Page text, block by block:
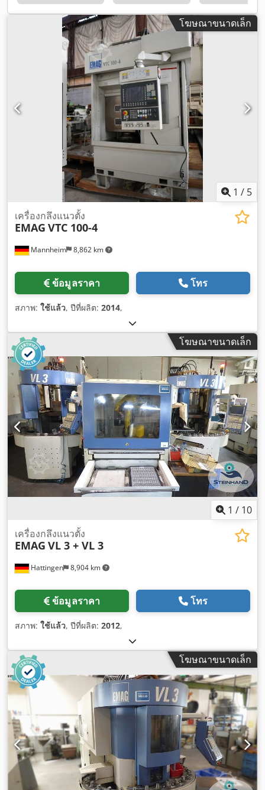
โฆษณาขนาดเล็ก
1 / 5
Mannheim 8,862 km
เครื่องกลึงแนวตั้ง
EMAG VTC 100-4
ข้อมูลราคา โทร
สภาพ: ใช้แล้ว, ปีที่ผลิต: 2014,
โฆษณาขนาดเล็ก
1 / 10
Hattingen 8,904 km
เครื่องกลึงแนวตั้ง
EMAG VL 3 + VL 3
ข้อมูลราคา โทร
สภาพ: ใช้แล้ว, ปีที่ผลิต: 2012,
โฆษณาขนาดเล็ก